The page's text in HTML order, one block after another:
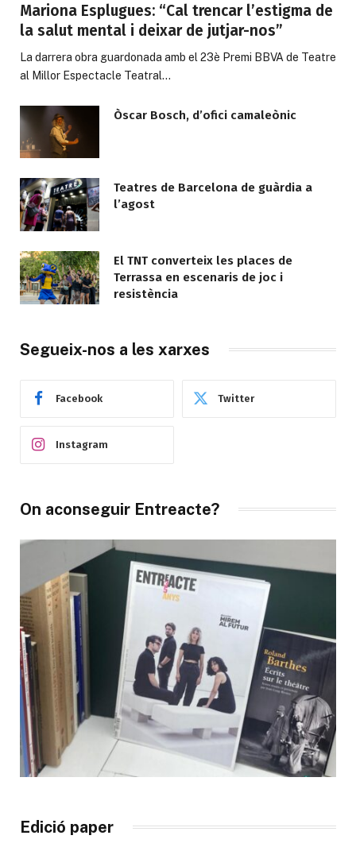
Mariona Esplugues: “Cal trencar l’estigma de
la salut mental i deixar de jutjar-nos”
La darrera obra guardonada amb el 23è Premi BBVA de Teatre
al Millor Espectacle Teatral…
Òscar Bosch, d’ofici camaleònic
Teatres de Barcelona de guàrdia a
l’agost
El TNT converteix les places de
Terrassa en escenaris de joc i
resistència
Segueix-nos a les xarxes
Facebook Twitter
Instagram
On aconseguir Entreacte?
Edició paper